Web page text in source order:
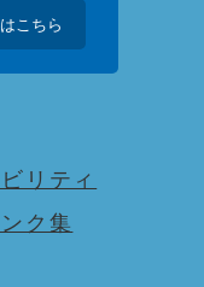
こちら
リティ
ンク集